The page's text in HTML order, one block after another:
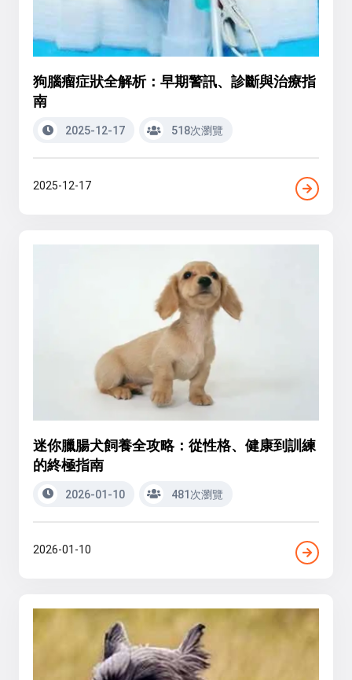
狗腦瘤症狀全解析：早期警訊、診斷與治療指
南
2025-12-17 518次瀏覽
2025-12-17
迷你臘腸犬飼養全攻略：從性格、健康到訓練
的終極指南
2026-01-10 481次瀏覽
2026-01-10